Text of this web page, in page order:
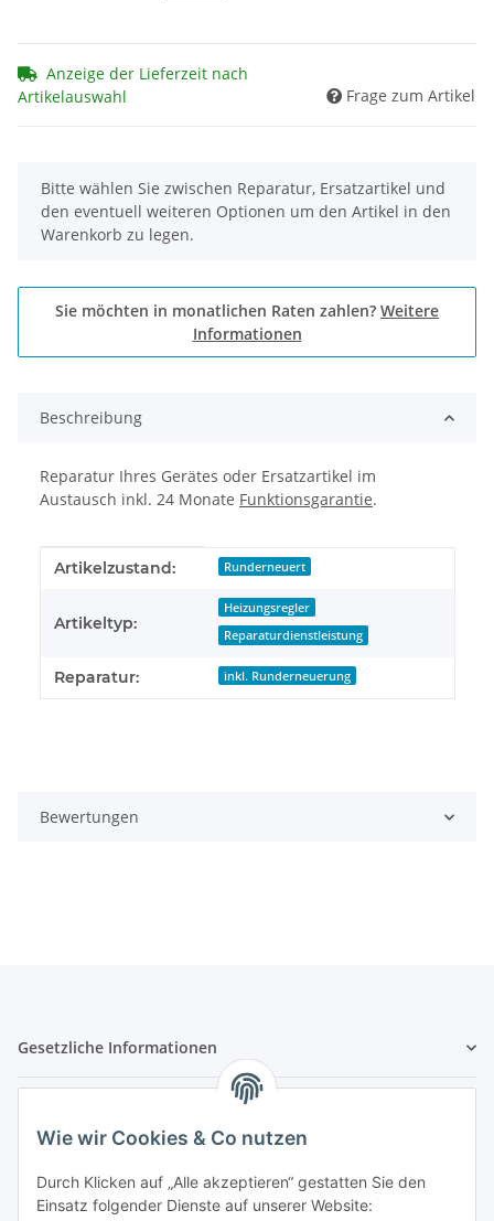
Wie wir Cookies & Co nutzen
Durch Klicken auf „Alle akzeptieren“ gestatten Sie den
Einsatz folgender Dienste auf unserer Website:
Anzeige der Lieferzeit nach
Artikelauswahl
Frage zum Artikel
x
Bitte wählen Sie zwischen Reparatur, Ersatzartikel und
den eventuell weiteren Optionen um den Artikel in den
Warenkorb zu legen.
Sie möchten in monatlichen Raten zahlen? Weitere
Informationen
Beschreibung
Reparatur Ihres Gerätes oder Ersatzartikel im
Austausch inkl. 24 Monate Funktionsgarantie.
Produkteigenschaft
Wert
Artikelzustand: Runderneuert
Artikeltyp:
Heizungsregler
Reparaturdienstleistung
Reparatur: inkl. Runderneuerung
Bewertungen
Gesetzliche Informationen